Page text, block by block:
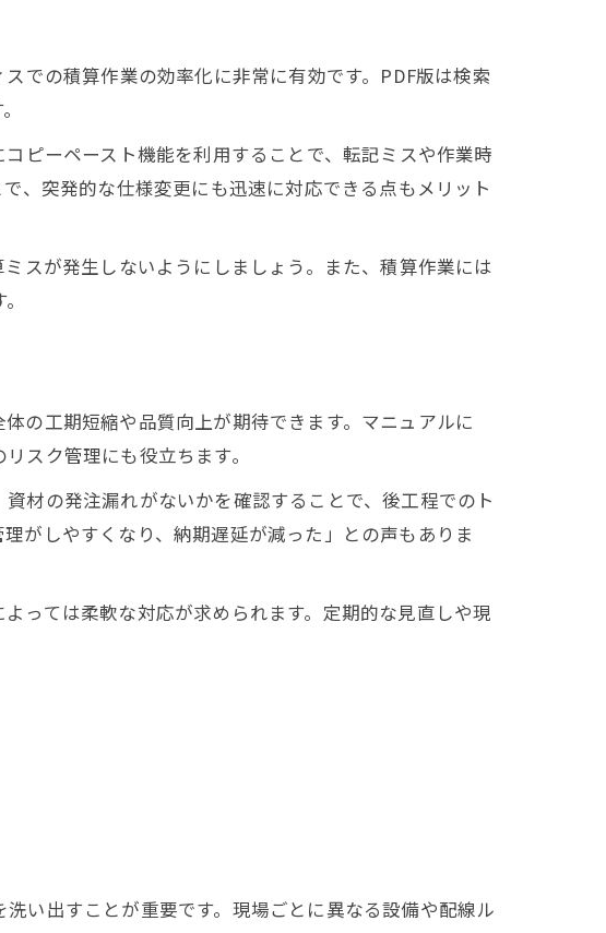
での積算作業の効率化に非常に有効です。PDF版は検索
ピーペースト機能を利用することで、転記ミスや作業時
、突発的な仕様変更にも迅速に対応できる点もメリット
スが発生しないようにしましょう。また、積算作業には
の工期短縮や品質向上が期待できます。マニュアルに
スク管理にも役立ちます。
材の発注漏れがないかを確認することで、後工程でのト
がしやすくなり、納期遅延が減った」との声もありま
っては柔軟な対応が求められます。定期的な見直しや現
い出すことが重要です。現場ごとに異なる設備や配線ル